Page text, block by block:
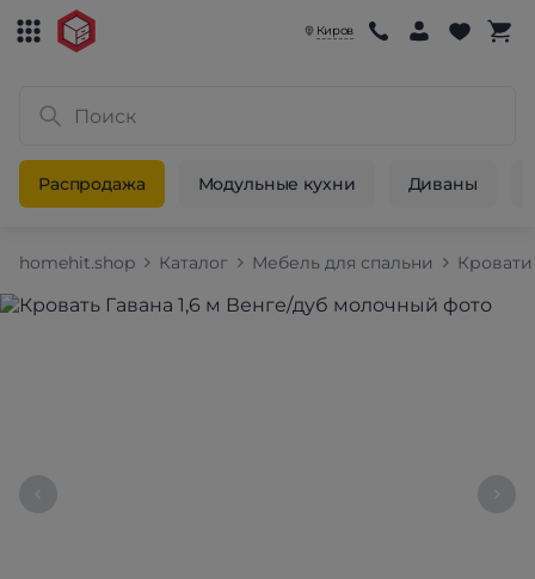
Киров
Распродажа Модульные кухни Диваны
homehit.shop Каталог Мебель для спальни Кровати